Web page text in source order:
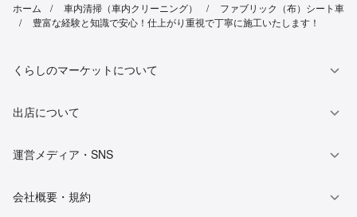
ホーム 車内清掃（車内クリーニング）
ファブリック（布）シート車
豊富な経験と知識で安心！仕上がり重視で丁寧に施工いたします！
くらしのマーケットについて
出店について
運営メディア・SNS
会社概要・規約